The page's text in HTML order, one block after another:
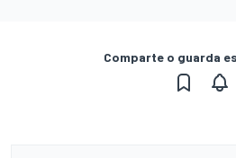
Comparte o guarda